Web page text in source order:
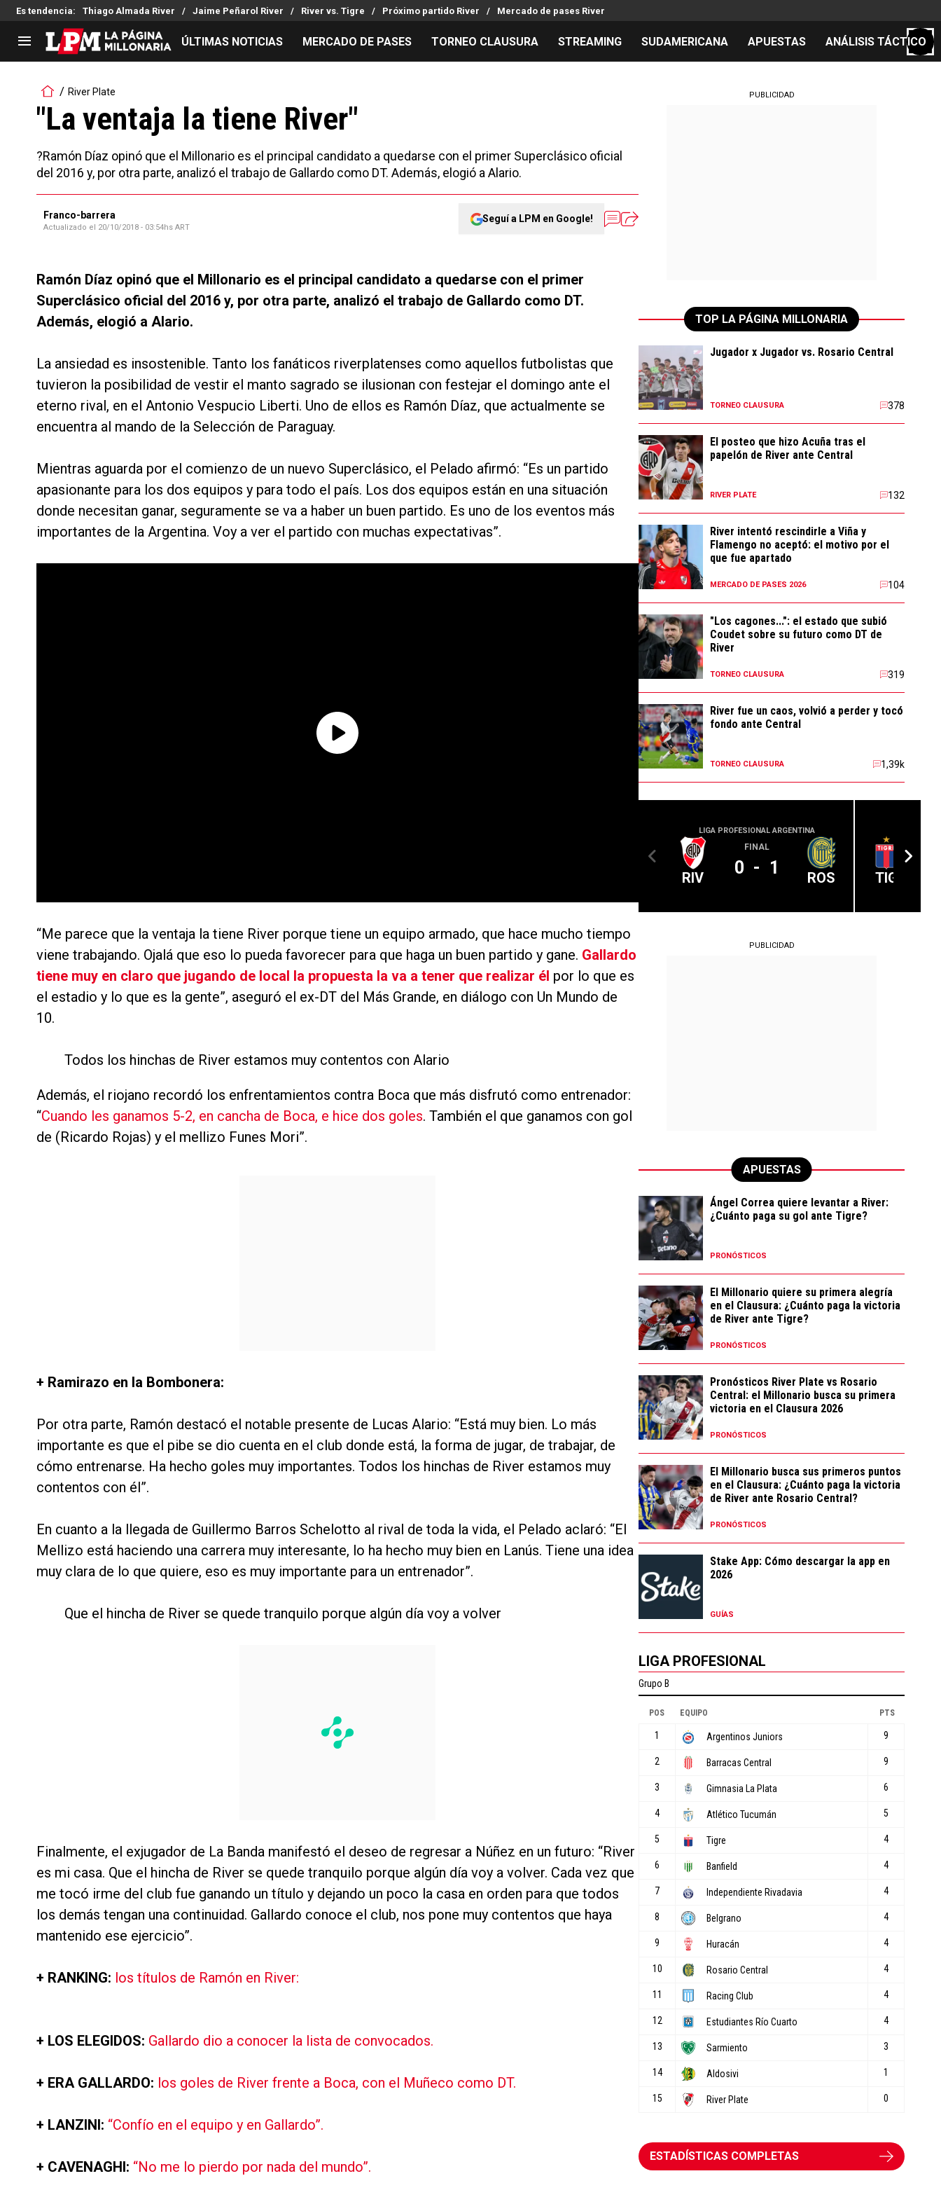
Es tendencia: Thiago Almada River Jaime Peñarol River River vs. Tigre Próximo partido River Mercado de pases River
LIGA PROFESIONAL
Noticias
Tabla de posiciones
Reserva
Copa Sudamericana
Copa Argentina
Mercado de Pases
Análisis tácticos
Chacho Coudet
Los goles de River
Entrevistas
Pronósticos
ÚLTIMAS NOTICIAS MERCADO DE PASES TORNEO CLAUSURA STREAMING SUDAMERICANA APUESTAS ANÁLISIS TÁCTICO
River Plate
"La ventaja la tiene River"
?Ramón Díaz opinó que el Millonario es el principal candidato a quedarse con el primer Superclásico oficial
del 2016 y, por otra parte, analizó el trabajo de Gallardo como DT. Además, elogió a Alario.
Franco-barrera
Actualizado el 20/10/2018 - 03:54hs ART
Seguí a LPM en Google!
Ramón Díaz opinó que el Millonario es el principal candidato a quedarse con el primer
Superclásico oficial del 2016 y, por otra parte, analizó el trabajo de Gallardo como DT.
Además, elogió a Alario.
La ansiedad es insostenible. Tanto los fanáticos riverplatenses como aquellos futbolistas que
tuvieron la posibilidad de vestir el manto sagrado se ilusionan con festejar el domingo ante el
eterno rival, en el Antonio Vespucio Liberti. Uno de ellos es Ramón Díaz, que actualmente se
encuentra al mando de la Selección de Paraguay.
Mientras aguarda por el comienzo de un nuevo Superclásico, el Pelado afirmó: “Es un partido
apasionante para los dos equipos y para todo el país. Los dos equipos están en una situación
donde necesitan ganar, seguramente se va a haber un buen partido. Es uno de los eventos más
importantes de la Argentina. Voy a ver el partido con muchas expectativas”.
“Me parece que la ventaja la tiene River porque tiene un equipo armado, que hace mucho tiempo
viene trabajando. Ojalá que eso lo pueda favorecer para que haga un buen partido y gane. Gallardo
tiene muy en claro que jugando de local la propuesta la va a tener que realizar él por lo que es
el estadio y lo que es la gente”, aseguró el ex-DT del Más Grande, en diálogo con Un Mundo de
10.
Todos los hinchas de River estamos muy contentos con Alario
Además, el riojano recordó los enfrentamientos contra Boca que más disfrutó como entrenador:
“Cuando les ganamos 5-2, en cancha de Boca, e hice dos goles. También el que ganamos con gol
de (Ricardo Rojas) y el mellizo Funes Mori”.
+ Ramirazo en la Bombonera:
Por otra parte, Ramón destacó el notable presente de Lucas Alario: “Está muy bien. Lo más
importante es que el pibe se dio cuenta en el club donde está, la forma de jugar, de trabajar, de
cómo entrenarse. Ha hecho goles muy importantes. Todos los hinchas de River estamos muy
contentos con él”.
En cuanto a la llegada de Guillermo Barros Schelotto al rival de toda la vida, el Pelado aclaró: “El
Mellizo está haciendo una carrera muy interesante, lo ha hecho muy bien en Lanús. Tiene una idea
muy clara de lo que quiere, eso es muy importante para un entrenador”.
Que el hincha de River se quede tranquilo porque algún día voy a volver
Finalmente, el exjugador de La Banda manifestó el deseo de regresar a Núñez en un futuro: “River
es mi casa. Que el hincha de River se quede tranquilo porque algún día voy a volver. Cada vez que
me tocó irme del club fue ganando un título y dejando un poco la casa en orden para que todos
los demás tengan una continuidad. Gallardo conoce el club, nos pone muy contentos que haya
mantenido ese ejercicio”.
+ RANKING: los títulos de Ramón en River:
+ LOS ELEGIDOS: Gallardo dio a conocer la lista de convocados.
+ ERA GALLARDO: los goles de River frente a Boca, con el Muñeco como DT.
+ LANZINI: “Confío en el equipo y en Gallardo”.
+ CAVENAGHI: “No me lo pierdo por nada del mundo”.
PUBLICIDAD
TOP LA PÁGINA MILLONARIA
Jugador x Jugador vs. Rosario Central
TORNEO CLAUSURA 378
El posteo que hizo Acuña tras el
papelón de River ante Central
RIVER PLATE 132
River intentó rescindirle a Viña y
Flamengo no aceptó: el motivo por el
que fue apartado
MERCADO DE PASES 2026 104
"Los cagones...": el estado que subió
Coudet sobre su futuro como DT de
River
TORNEO CLAUSURA 319
River fue un caos, volvió a perder y tocó
fondo ante Central
TORNEO CLAUSURA 1,39k
LIGA PROFESIONAL ARGENTINA
RIV
FINAL
0 - 1 ROS TIG
PUBLICIDAD
APUESTAS
Ángel Correa quiere levantar a River:
¿Cuánto paga su gol ante Tigre?
PRONÓSTICOS
El Millonario quiere su primera alegría
en el Clausura: ¿Cuánto paga la victoria
de River ante Tigre?
PRONÓSTICOS
Pronósticos River Plate vs Rosario
Central: el Millonario busca su primera
victoria en el Clausura 2026
PRONÓSTICOS
El Millonario busca sus primeros puntos
en el Clausura: ¿Cuánto paga la victoria
de River ante Rosario Central?
PRONÓSTICOS
Stake App: Cómo descargar la app en
2026
GUÍAS
LIGA PROFESIONAL
ESTADÍSTICAS COMPLETAS